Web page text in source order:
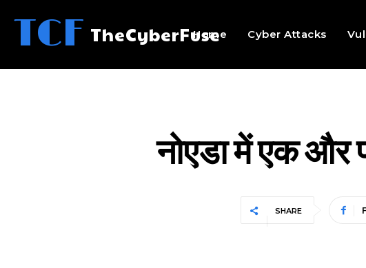
TCF TheCyberFuse
Home Cyber Attacks
नोएडा में एक और
SHARE